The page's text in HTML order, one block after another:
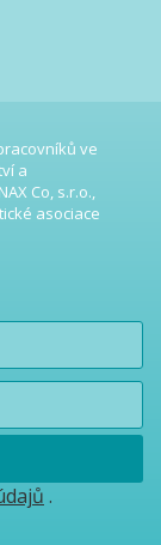
ve
a
Co, s.r.o.,
asociace
.